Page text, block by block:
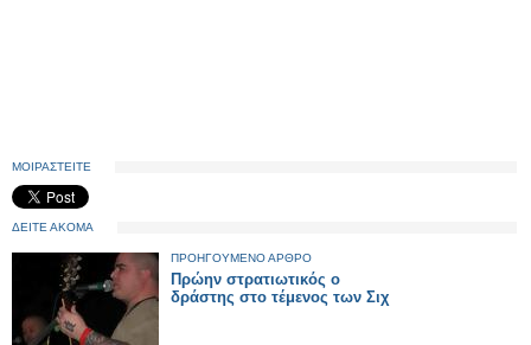
ΜΟΙΡΑΣΤΕΙΤΕ
ΔΕΙΤΕ ΑΚΟΜΑ
ΠΡΟΗΓΟΥΜΕΝΟ ΑΡΘΡΟ
Πρώην στρατιωτικός ο
δράστης στο τέμενος των Σιχ